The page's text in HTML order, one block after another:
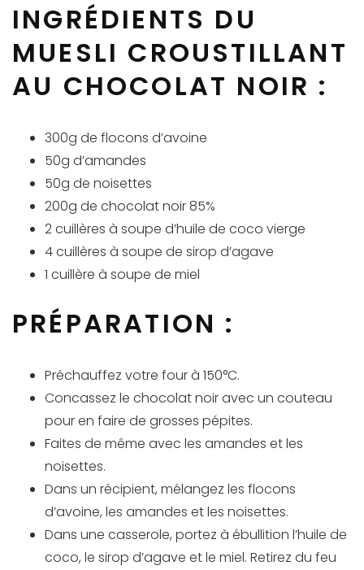
INGRÉDIENTS DU
MUESLI CROUSTILLANT
AU CHOCOLAT NOIR :
300g de flocons d’avoine
50g d’amandes
50g de noisettes
200g de chocolat noir 85%
2 cuillères à soupe d’huile de coco vierge
4 cuillères à soupe de sirop d’agave
1 cuillère à soupe de miel
PRÉPARATION :
Préchauffez votre four à 150°C.
Concassez le chocolat noir avec un couteau
pour en faire de grosses pépites.
Faites de même avec les amandes et les
noisettes.
Dans un récipient, mélangez les flocons
d’avoine, les amandes et les noisettes.
Dans une casserole, portez à ébullition l’huile de
coco, le sirop d’agave et le miel. Retirez du feu